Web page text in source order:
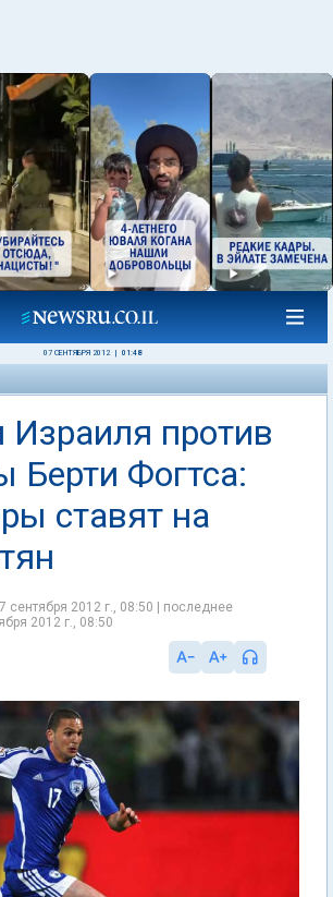
07 СЕНТЯБРЯ 2012 01:48
Израиля против
Берти Фогтса:
ставят на
сентября 2012 г., 08:50 | последнее
2012 г., 08:50